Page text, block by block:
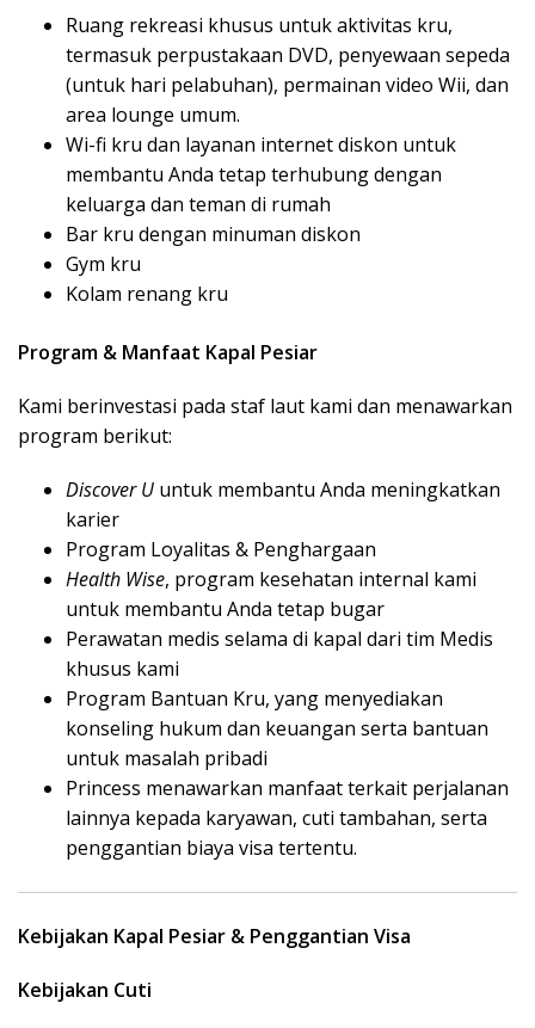
Ruang rekreasi khusus untuk aktivitas kru,
termasuk perpustakaan DVD, penyewaan sepeda
(untuk hari pelabuhan), permainan video Wii, dan
area lounge umum.
Wi-fi kru dan layanan internet diskon untuk
membantu Anda tetap terhubung dengan
keluarga dan teman di rumah
Bar kru dengan minuman diskon
Gym kru
Kolam renang kru
Program & Manfaat Kapal Pesiar
Kami berinvestasi pada staf laut kami dan menawarkan
program berikut:
Discover U untuk membantu Anda meningkatkan
karier
Program Loyalitas & Penghargaan
Health Wise, program kesehatan internal kami
untuk membantu Anda tetap bugar
Perawatan medis selama di kapal dari tim Medis
khusus kami
Program Bantuan Kru, yang menyediakan
konseling hukum dan keuangan serta bantuan
untuk masalah pribadi
Princess menawarkan manfaat terkait perjalanan
lainnya kepada karyawan, cuti tambahan, serta
penggantian biaya visa tertentu.
Kebijakan Kapal Pesiar & Penggantian Visa
Kebijakan Cuti